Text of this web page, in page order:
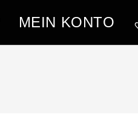
MEIN KONTO